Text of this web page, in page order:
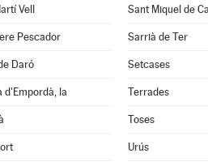
Vell Sant Miquel de
Pescador Sarrià de Ter
Daró Setcases
d'Empordà, la Terrades
Toses
Urús